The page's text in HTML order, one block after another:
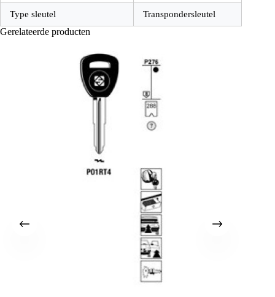
Type sleutel Transpondersleutel
Gerelateerde producten